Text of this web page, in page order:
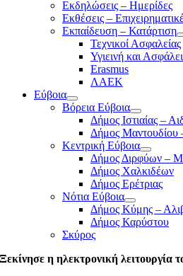
Εκδηλώσεις – Ημερίδες
Εκθέσεις –
Εκπαίδευση – Κατάρτιση
Τεχνικοί Ασφαλείας
Υγιεινή και
Erasmus
ΛΑΕΚ
Εύβοια
Βόρεια Εύβοια
Δήμος Ιστιαίας –
Δήμος Μαντουδίου
Κεντρική Εύβοια
Δήμος Διρφύων –
Δήμος Χαλκιδέων
Δήμος Ερέτριας
Νότια Εύβοια
Δήμος Κύμης –
Δήμος Καρύστου
Σκύρος
Ξεκίνησε η ηλεκτρονική λειτουργία